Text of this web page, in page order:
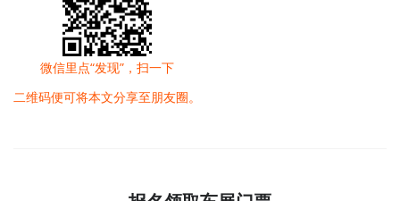
微信里点“发现”，扫一下
二维码便可将本文分享至朋友圈。